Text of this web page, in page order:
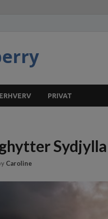
ERHVERV PRIVAT
Caroline